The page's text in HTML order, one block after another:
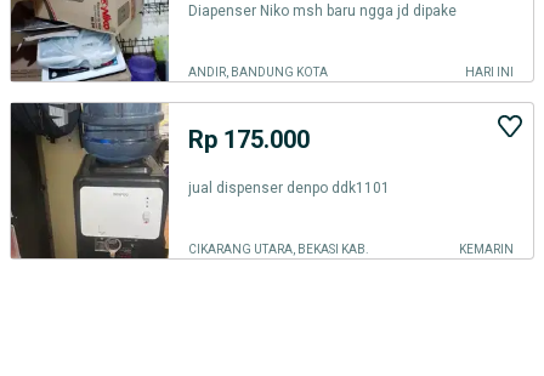
Diapenser Niko msh baru ngga jd dipake
ANDIR, BANDUNG KOTA HARI INI
Rp 175.000
jual dispenser denpo ddk1101
CIKARANG UTARA, BEKASI KAB. KEMARIN